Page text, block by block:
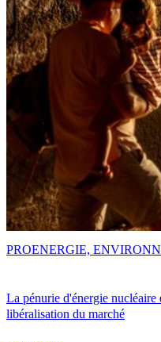
La pénurie d'énergie
libéralisation du marché
PROENERGIE,